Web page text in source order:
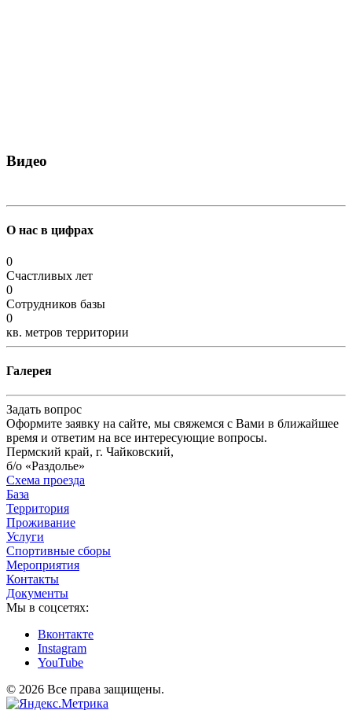
Видео
О нас в цифрах
0
Счастливых лет
0
Сотрудников базы
0
кв. метров территории
Галерея
Задать вопрос
Оформите заявку на сайте, мы свяжемся с Вами в ближайшее
время и ответим на все интересующие вопросы.
Пермский край, г. Чайковский,
б/о «Раздолье»
Схема проезда
База
Территория
Проживание
Услуги
Спортивные сборы
Мероприятия
Контакты
Документы
Мы в соцсетях:
Вконтакте
Instagram
YouTube
© 2026 Все права защищены.